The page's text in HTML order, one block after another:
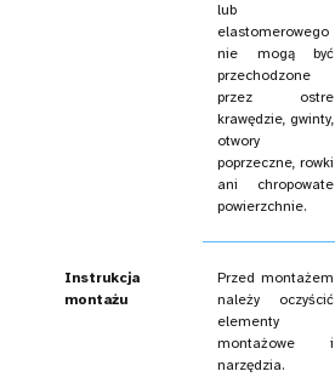
lub
elastomerowego
nie mogą być
przechodzone
przez ostre
krawędzie, gwinty,
otwory
poprzeczne, rowki
ani chropowate
powierzchnie.
Instrukcja
montażu
Przed montażem
należy oczyścić
elementy
montażowe i
narzędzia.